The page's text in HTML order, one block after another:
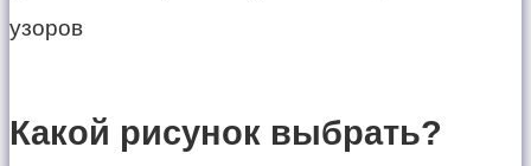
Какой рисунок выбрать?